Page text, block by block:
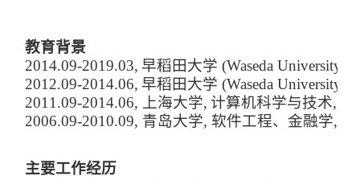
教育背景
2014.09-2019.03, 早稻田大学 (Waseda University),
2012.09-2014.06, 早稻田大学 (Waseda University),
201 1 .09-2014.06, 上海大学, 计算机科学与技术,
2006.09-2010.09, 青岛大学, 软件工程、金融学,
主要工作经历